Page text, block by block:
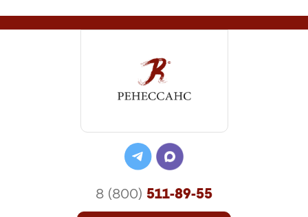
8 (800) 511-89-55